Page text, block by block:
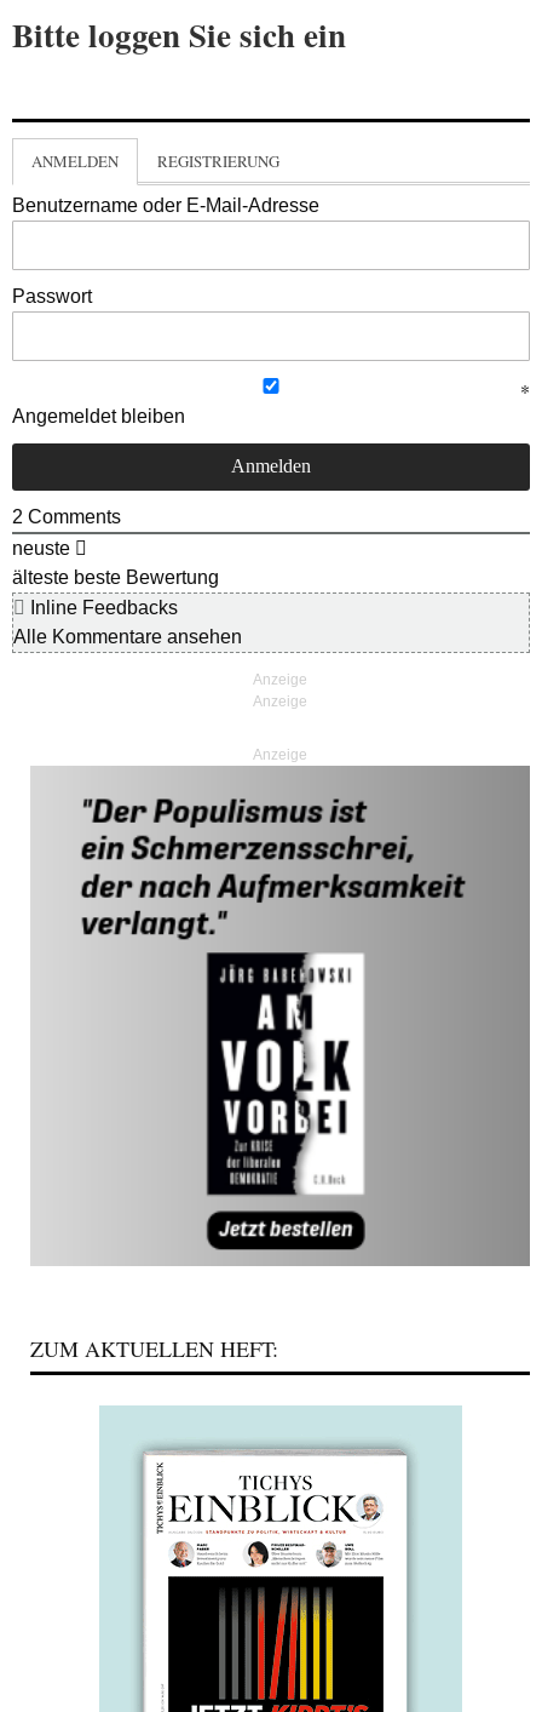
Bitte loggen Sie sich ein
ANMELDEN REGISTRIERUNG
Benutzername oder E-Mail-Adresse
Passwort
Angemeldet bleiben
2 Comments
neuste
älteste beste Bewertung
Inline Feedbacks
Alle Kommentare ansehen
Anzeige
ZUM AKTUELLEN HEFT: